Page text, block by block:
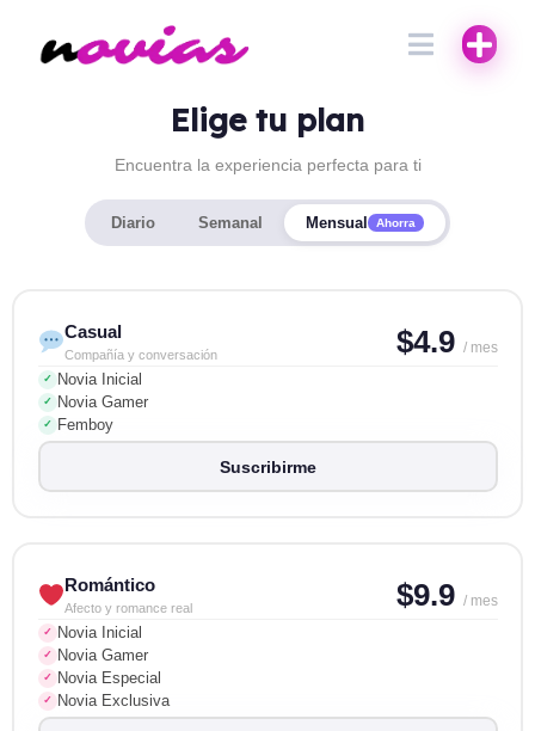
Elige tu plan
Encuentra la experiencia perfecta para ti
Diario Semanal Mensual Ahorra
Casual
Compañía y conversación $4.9 / mes
✓ Novia Inicial
✓ Novia Gamer
✓ Femboy
Suscribirme
Romántico
Afecto y romance real $9.9 / mes
✓ Novia Inicial
✓ Novia Gamer
✓ Novia Especial
✓ Novia Exclusiva